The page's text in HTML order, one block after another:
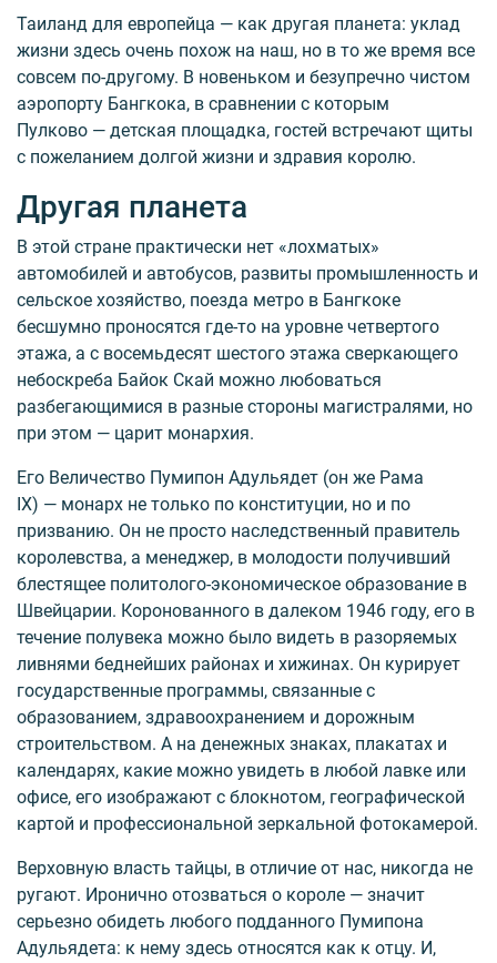
Таиланд для европейца — как другая планета: уклад
жизни здесь очень похож на наш, но в то же время все
совсем по-другому. В новеньком и безупречно чистом
аэропорту Бангкока, в сравнении с которым
Пулково — детская площадка, гостей встречают щиты
с пожеланием долгой жизни и здравия королю.
Другая планета
В этой стране практически нет «лохматых»
автомобилей и автобусов, развиты промышленность и
сельское хозяйство, поезда метро в Бангкоке
бесшумно проносятся где-то на уровне четвертого
этажа, а с восемьдесят шестого этажа сверкающего
небоскреба Байок Скай можно любоваться
разбегающимися в разные стороны магистралями, но
при этом — царит монархия.
Его Величество Пумипон Адульядет (он же Рама
IX) — монарх не только по конституции, но и по
призванию. Он не просто наследственный правитель
королевства, а менеджер, в молодости получивший
блестящее политолого-экономическое образование в
Швейцарии. Коронованного в далеком 1946 году, его в
течение полувека можно было видеть в разоряемых
ливнями беднейших районах и хижинах. Он курирует
государственные программы, связанные с
образованием, здравоохранением и дорожным
строительством. А на денежных знаках, плакатах и
календарях, какие можно увидеть в любой лавке или
офисе, его изображают с блокнотом, географической
картой и профессиональной зеркальной фотокамерой.
Верховную власть тайцы, в отличие от нас, никогда не
ругают. Иронично отозваться о короле — значит
серьезно обидеть любого подданного Пумипона
Адульядета: к нему здесь относятся как к отцу. И,